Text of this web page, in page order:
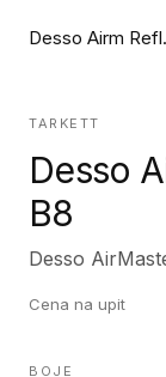
TARKETT
Desso
B8
Desso
Cena na upit
BOJE